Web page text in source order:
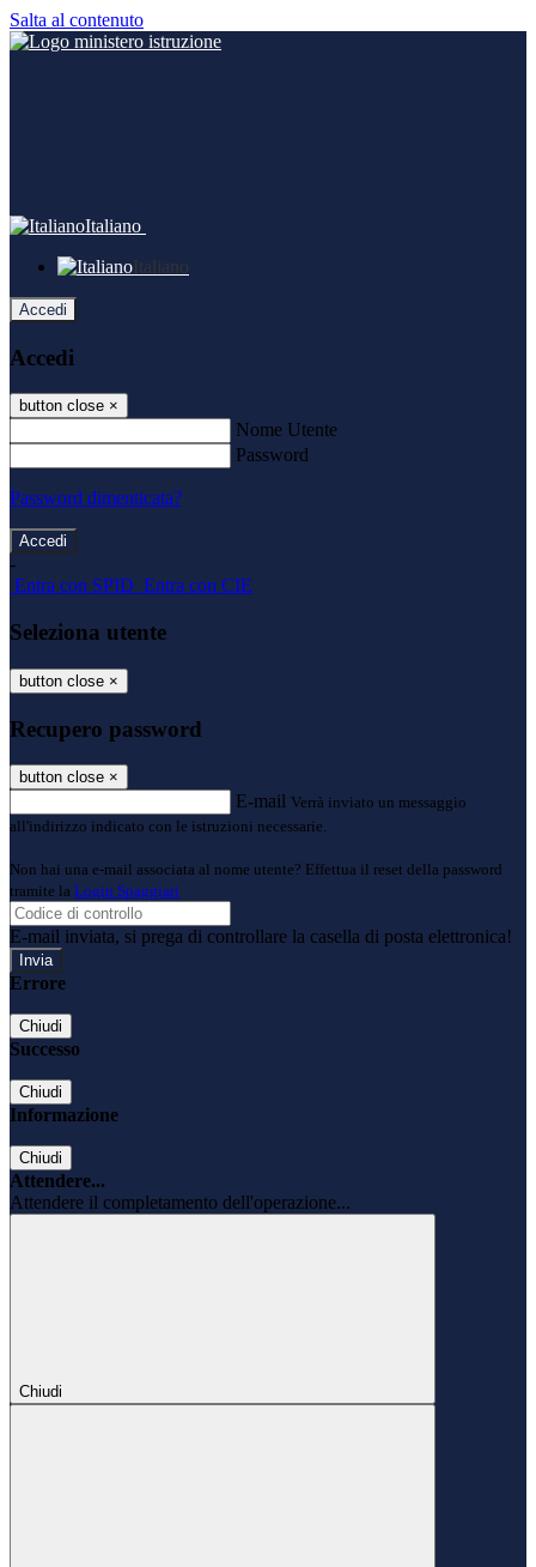
Salta al contenuto
Italiano
Italiano
Accedi
Accedi
button close ×
Nome Utente
Password
Password dimenticata?
-
Entra con SPID Entra con CIE
Seleziona utente
button close ×
Recupero password
button close ×
E-mail Verrà inviato un messaggio
all'indirizzo indicato con le istruzioni necessarie.
Non hai una e-mail associata al nome utente? Effettua il reset della password
tramite la Login Spaggiari
E-mail inviata, si prega di controllare la casella di posta elettronica!
Errore
Chiudi
Successo
Chiudi
Informazione
Chiudi
Attendere...
Attendere il completamento dell'operazione...
Chiudi